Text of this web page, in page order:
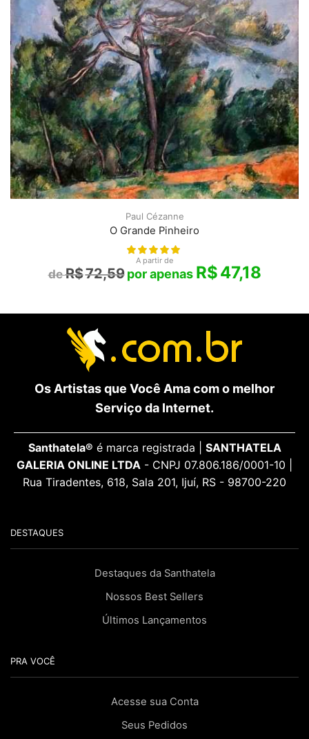
Paul Cézanne
O Grande Pinheiro
A partir de
R$72,59 R$47,18
Os Artistas que Você Ama com o melhor
Serviço da Internet.
Santhatela® é marca registrada | SANTHATELA
GALERIA ONLINE LTDA - CNPJ 07.806.186/0001-10 |
Rua Tiradentes, 618, Sala 201, Ijuí, RS - 98700-220
DESTAQUES
Destaques da Santhatela
Nossos Best Sellers
Últimos Lançamentos
PRA VOCÊ
Acesse sua Conta
Seus Pedidos